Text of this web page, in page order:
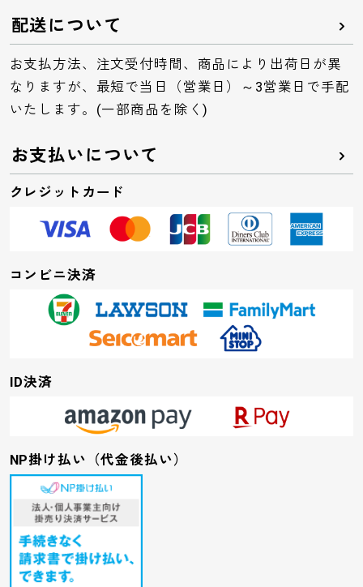
配送について
お支払方法、注文受付時間、商品により出荷日が異
なりますが、最短で当日（営業日）～3営業日で手配
いたします。(一部商品を除く)
お支払いについて
クレジットカード
コンビニ決済
ID決済
NP掛け払い（代金後払い）